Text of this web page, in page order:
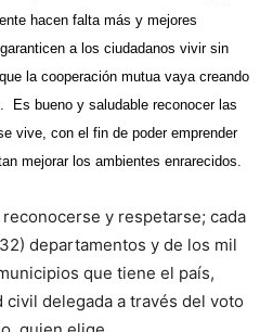
hacen falta más y mejores
a los ciudadanos vivir sin
la cooperación mutua vaya creando
Es bueno y saludable reconocer las
vive, con el fin de poder emprender
mejorar los ambientes enrarecidos.
y respetarse; cada
departamentos y de los mil
que tiene el país,
delegada a través del voto